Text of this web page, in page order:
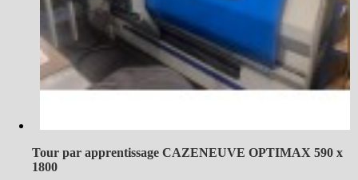
Tour par apprentissage CAZENEUVE OPTIMAX 590 x
1800